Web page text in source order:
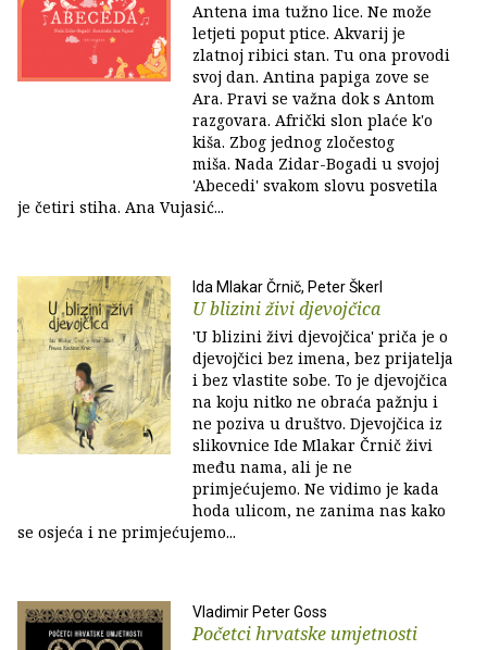
Antena ima tužno lice. Ne može
letjeti poput ptice. Akvarij je
zlatnoj ribici stan. Tu ona provodi
svoj dan. Antina papiga zove se
Ara. Pravi se važna dok s Antom
razgovara. Afrički slon plaće k'o
kiša. Zbog jednog zločestog
miša. Nada Zidar-Bogadi u svojoj
'Abecedi' svakom slovu posvetila
je četiri stiha. Ana Vujasić...
Ida Mlakar Črnič, Peter Škerl
U blizini živi djevojčica
'U blizini živi djevojčica' priča je o
djevojčici bez imena, bez prijatelja
i bez vlastite sobe. To je djevojčica
na koju nitko ne obraća pažnju i
ne poziva u društvo. Djevojčica iz
slikovnice Ide Mlakar Črnič živi
među nama, ali je ne
primjećujemo. Ne vidimo je kada
hoda ulicom, ne zanima nas kako
se osjeća i ne primjećujemo...
Vladimir Peter Goss
Početci hrvatske umjetnosti